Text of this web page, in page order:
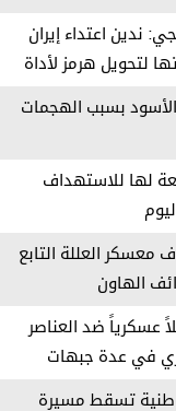
ندين اعتداء إيران
لتحويل هرمز لأداة
الأسود بسبب الهجمات
لها للاستهداف
معسكر العللة التابع
الهاون
عسكرياً ضد العناصر
في عدة جبهات
تسقط مسيرة